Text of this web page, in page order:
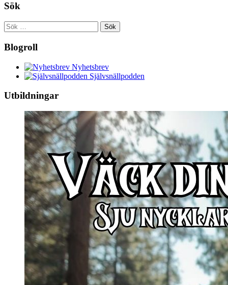
Sök
Sök
efter:
Blogroll
Nyhetsbrev
Självsnällpodden
Utbildningar